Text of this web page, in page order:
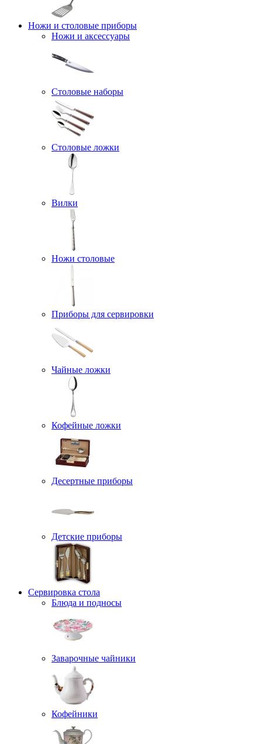
Ножи и столовые приборы
Ножи и аксессуары
Столовые наборы
Столовые ложки
Вилки
Ножи столовые
Приборы для сервировки
Чайные ложки
Кофейные ложки
Десертные приборы
Детские приборы
Сервировка стола
Блюда и подносы
Заварочные чайники
Кофейники